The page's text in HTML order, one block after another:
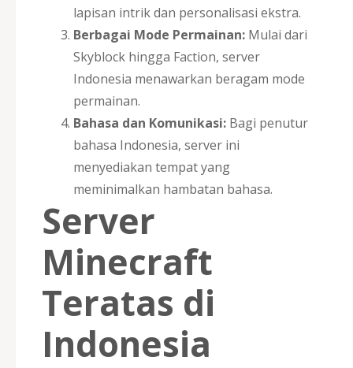
lapisan intrik dan personalisasi ekstra.
Berbagai Mode Permainan: Mulai dari
Skyblock hingga Faction, server
Indonesia menawarkan beragam mode
permainan.
Bahasa dan Komunikasi: Bagi penutur
bahasa Indonesia, server ini
menyediakan tempat yang
meminimalkan hambatan bahasa.
Server
Minecraft
Teratas di
Indonesia